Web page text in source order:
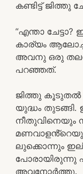
കണ്ടിട്ട് ജിത്തു
“എന്താ
കാര്യം
അവനു ഒരു
പറഞ്ഞത്.
ജിത്തു കൂടുതൽ
യുദ്ധം
നീതുവിനെയും
ലുക്കൊന്നും
പോരായിരുന്നു
അവനോർത്തു.